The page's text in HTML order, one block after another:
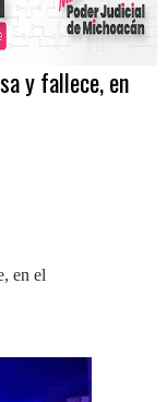
y fallece, en
en el